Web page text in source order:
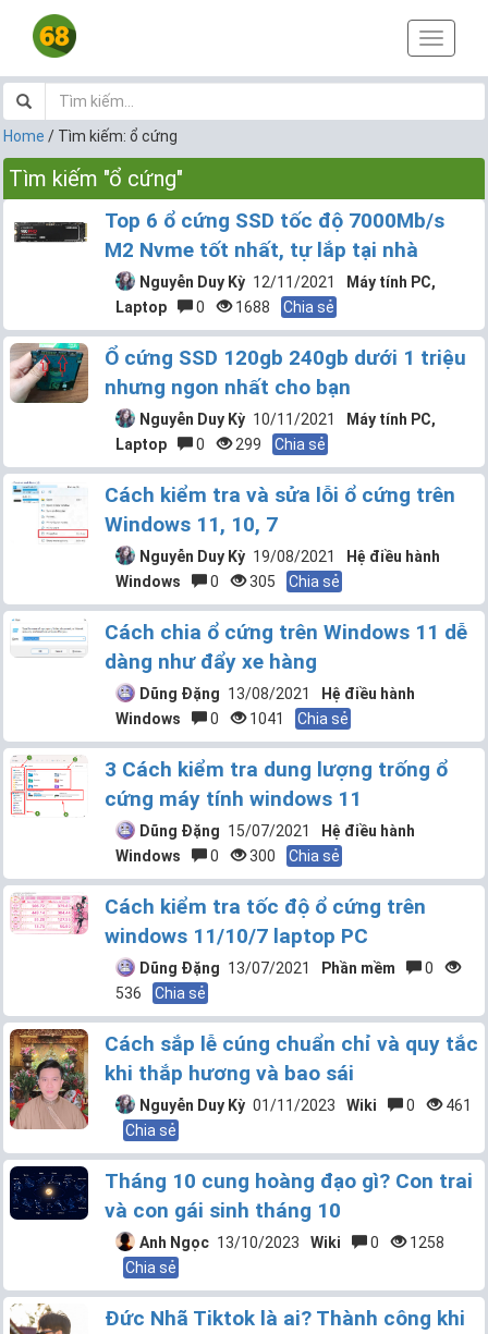
T
o
g
v
n
Home / Tìm kiếm: ổ cứng
Tìm kiếm "ổ cứng"
Top 6 ổ cứng SSD tốc độ 7000Mb/s
M2 Nvme tốt nhất, tự lắp tại nhà
Nguyễn Duy Kỳ 12/11/2021
Máy tính PC,
Laptop
0 1688 Chia sẻ
Ổ cứng SSD 120gb 240gb dưới 1 triệu
nhưng ngon nhất cho bạn
Nguyễn Duy Kỳ 10/11/2021
Máy tính PC,
Laptop
0 299 Chia sẻ
Cách kiểm tra và sửa lỗi ổ cứng trên
Windows 11, 10, 7
Nguyễn Duy Kỳ 19/08/2021
Hệ điều hành
Windows
0 305 Chia sẻ
Cách chia ổ cứng trên Windows 11 dễ
dàng như đẩy xe hàng
Dũng Đặng 13/08/2021
Hệ điều hành
Windows
0 1041 Chia sẻ
3 Cách kiểm tra dung lượng trống ổ
cứng máy tính windows 11
Dũng Đặng 15/07/2021
Hệ điều hành
Windows
0 300 Chia sẻ
Cách kiểm tra tốc độ ổ cứng trên
windows 11/10/7 laptop PC
Dũng Đặng 13/07/2021 Phần mềm
0
536
Chia sẻ
Cách sắp lễ cúng chuẩn chỉ và quy tắc
khi thắp hương và bao sái
Nguyễn Duy Kỳ 01/11/2023 Wiki 0
461
Chia sẻ
Tháng 10 cung hoàng đạo gì? Con trai
và con gái sinh tháng 10
Anh Ngọc 13/10/2023 Wiki 0
1258
Chia sẻ
Đức Nhã Tiktok là ai? Thành công khi